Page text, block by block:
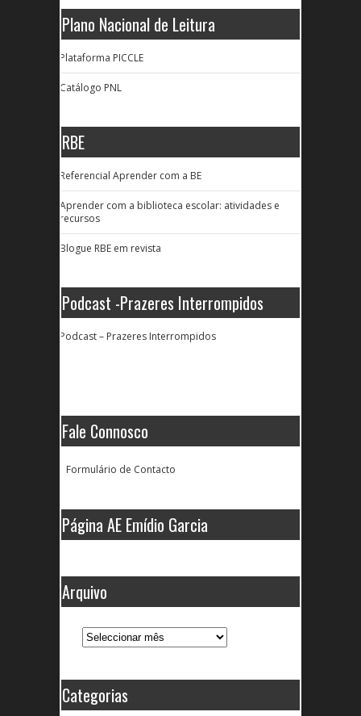
Plano Nacional de Leitura
Plataforma PICCLE
Catálogo PNL
RBE
Referencial Aprender com a BE
Aprender com a biblioteca escolar: atividades e
recursos
Blogue RBE em revista
Podcast -Prazeres Interrompidos
Podcast – Prazeres Interrompidos
Fale Connosco
Formulário de Contacto
Página AE Emídio Garcia
Arquivo
Arquivo
Categorias